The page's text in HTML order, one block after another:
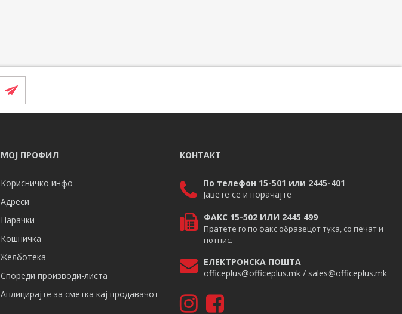
МОЈ ПРОФИЛ
Корисничко инфо
Адреси
Нарачки
Кошничка
Желботека
Спореди производи-листа
Аплицирајте за сметка кај продавачот
КОНТАКТ
По телефон 15-501 или 2445-401
Јавете се и порачајте
ФАКС 15-502 ИЛИ 2445 499
Пратете го по факс образецот тука, со печат и
потпис.
ЕЛЕКТРОНСКА ПОШТА
officeplus@officeplus.mk / sales@officeplus.mk